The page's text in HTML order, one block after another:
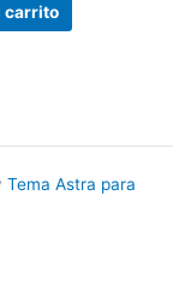
carrito
Tema Astra para